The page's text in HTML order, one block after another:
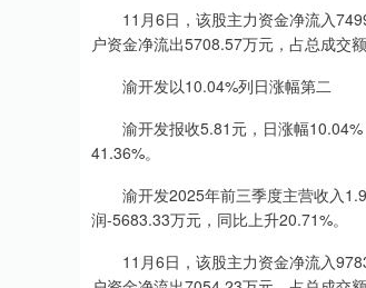
11月6日，该股主力资金净流入
户资金净流出5708.57万元，占总成交
渝开发以10.04%列日涨幅第二
渝开发报收5.81元，日涨幅10.04%
41.36%。
渝开发2025年前三季度主营收入
润-5683.33万元，同比上升20.71%。
11月6日，该股主力资金净流入